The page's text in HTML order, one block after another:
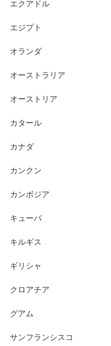
エクアドル
エジプト
オランダ
オーストラリア
オーストリア
カタール
カナダ
カンクン
カンボジア
キューバ
キルギス
ギリシャ
クロアチア
グアム
サンフランシスコ